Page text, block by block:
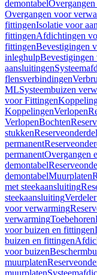
demontabel
Overgangen voor
fittingenIsolatie voor
fittingenAfdichtingen
fittingenBevestigingen
inleghulpBevestigingen
aansluitingen
flensverbindingen
MLSysteembuizen
voor Fittingen
KoppelingenVerlopen
VerlopenBochten
stukken
permanent
permanentOvergangen
demontabel
demontabelMuurplaten
met steekaansluiting
steekaansluiting
voor verwarming
verwarmingToebehoren
voor buizen en fittingen
buizen en fittingen
voor buizen
muurplaten
muurplaten